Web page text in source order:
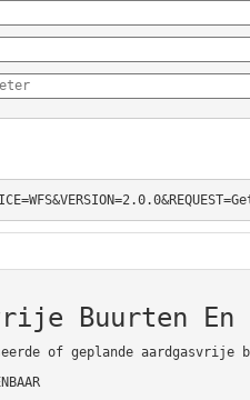
Buurten
of geplande